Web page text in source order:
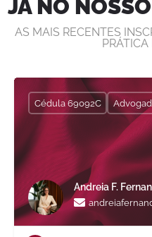
JÁ NO
AS MAIS RECENTES
Andreia F.
Cédula 69092C